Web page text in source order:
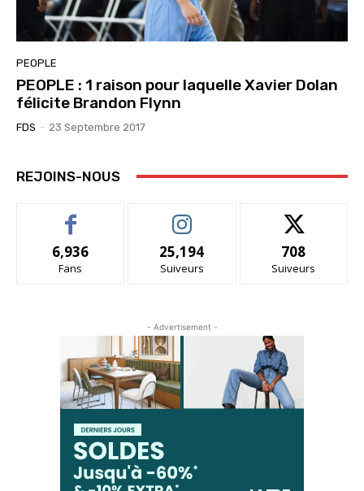
PEOPLE
PEOPLE : 1 raison pour laquelle Xavier Dolan
félicite Brandon Flynn
FDS - 23 Septembre 2017
REJOINS-NOUS
6,936
Fans
25,194
Suiveurs
708
Suiveurs
- Advertisement -